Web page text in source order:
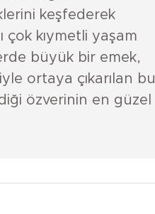
keşfederek
çok kıymetli yaşam
büyük bir emek,
ortaya çıkarılan bu
özverinin en güzel